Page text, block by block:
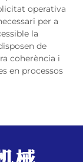
operativa
per a
la
de
coherència i
en processos